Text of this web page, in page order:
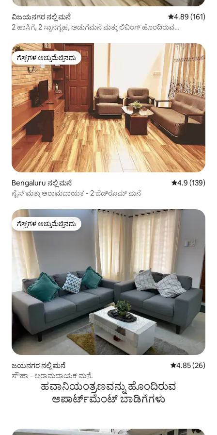
ವಿಜಯನಗರ ನಲ್ಲಿ ಮನೆ 5 ರಲ್ಲಿ 4.89
4.89 (161)
2 ಹಾಸಿಗೆ, 2 ಸ್ನಾನಗೃಹ, ಅಡುಗೆಮನೆ ಮತ್ತು ಲಿವಿಂಗ್ ಹೊಂದಿರುವ
ಗೆಸ್ಟ್‌ಗಳ ಅಚ್ಚುಮೆಚ್ಚಿನದು
ಗೆಸ್ಟ್‌ಗಳ ಅಚ್ಚುಮೆಚ್ಚಿನದು
Bengaluru ನಲ್ಲಿ ಮನೆ 5 ರಲ್ಲಿ 4.9
4.9 (139)
ನೈಸ್ ಮತ್ತು ಆರಾಮದಾಯಕ - 2 ಬೆಡ್‌ರೂಮ್ ಮನೆ
ಗೆಸ್ಟ್‌ಗಳ ಅಚ್ಚುಮೆಚ್ಚಿನದು
ಗೆಸ್ಟ್‌ಗಳ ಅಚ್ಚುಮೆಚ್ಚಿನದು
ಜಯನಗರ ನಲ್ಲಿ ಮನೆ 5 ರಲ್ಲಿ 4.85
4.85 (26)
ಸೌಹಾ - ಆರಾಮದಾಯಕ ಮನೆ.
ಹವಾನಿಯಂತ್ರಣವನ್ನು ಹೊಂದಿರುವ
ಅಪಾರ್ಟ್‌ಮೆಂಟ್‌ ಬಾಡಿಗೆಗಳು